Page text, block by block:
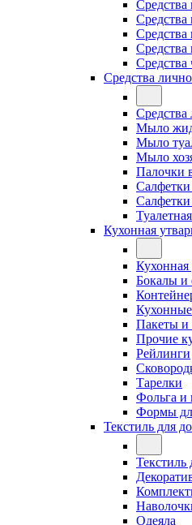
Средства
Средства
Средства
Средства
Средства
Средства
Мыло
Мыло
Мыло
Палочки
Кухонная
Кухонная
Бокалы
Пакеты и
Прочие
Рейлинги
Тарелки
Фольга и
Формы
Текстиль для
Текстиль
Одеяла